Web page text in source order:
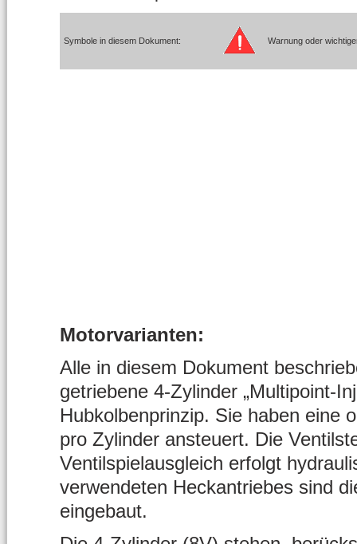
Symbole in diesem Dokument: Warnung oder
Motorvarianten:
Alle in diesem Dokument
getriebene 4-Zylinder „Multipoint-
Hubkolbenprinzip. Sie haben eine
pro Zylinder ansteuert. Die
Ventilspielausgleich erfolgt
verwendeten Heckantriebes sind
eingebaut.